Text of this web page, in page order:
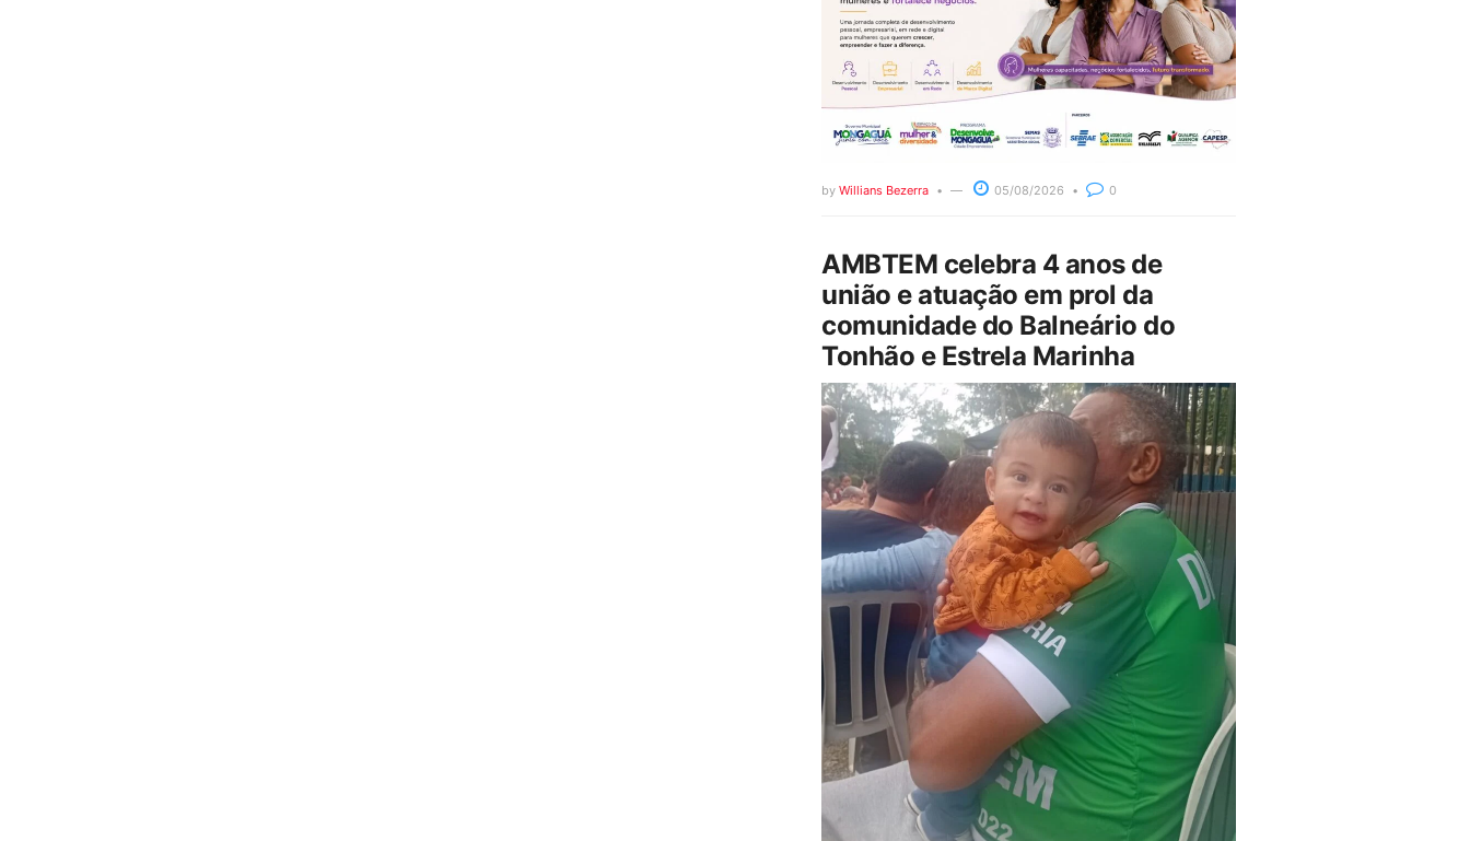
by Willians Bezerra 05/08/2026 0
AMBTEM celebra 4 anos de
união e atuação em prol da
comunidade do Balneário do
Tonhão e Estrela Marinha